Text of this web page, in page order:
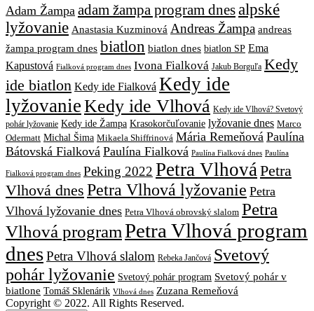
Adam Žampa adam žampa program dnesalpské
lyžovanie Anastasia Kuzminová Andreas Žampa andreas
žampa program dnes biatlon biatlon dnes biatlon SP Ema
Kapustová Fialková program dnes Ivona Fialková Jakub Borguľa Kedy
ide biatlon Kedy ide Fialková Kedy ide
lyžovanieKedy ide Vlhová Kedy ide Vlhová? Svetový
pohár lyžovanie Kedy ide Žampa Krasokorčuľovanie lyžovanie dnes Marco
Odermatt Michal Šima Mikaela Shiffrinová Mária Remeňová Paulína
Bátovská Fialková Paulína Fialková Paulína Fialková dnes Paulína
Fialková program dnes Peking 2022 Petra VlhováPetra
Vlhová dnes Petra Vlhová lyžovanie Petra
Vlhová lyžovanie dnes Petra Vlhová obrovský slalom Petra
Vlhová programPetra Vlhová program
dnesPetra Vlhová slalom Rebeka Jančová Svetový
pohár lyžovanie Svetový pohár program Svetový pohár v
biatlone Tomáš Sklenárik Vlhová dnes Zuzana Remeňová
Copyright © 2022. All Rights Reserved.